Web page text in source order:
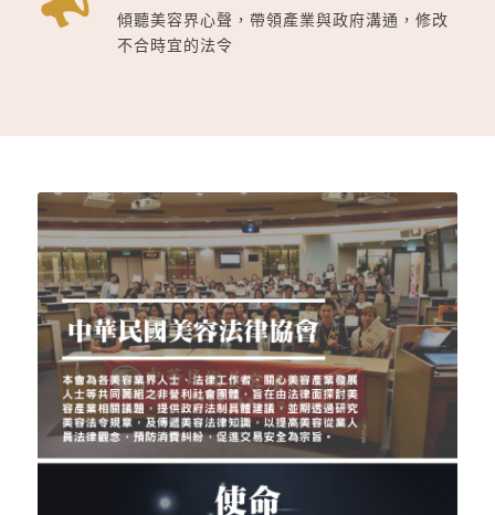
傾聽美容界心聲，帶領產業與政府溝通，修改
不合時宜的法令